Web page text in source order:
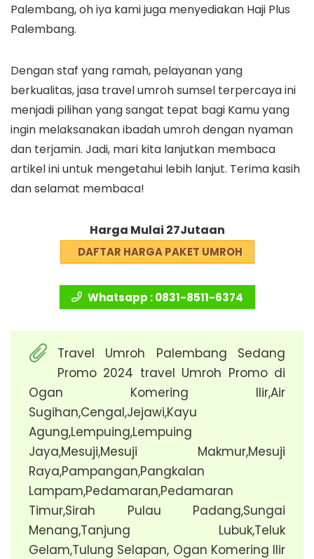
Palembang, oh iya kami juga menyediakan Haji Plus
Palembang.
Dengan staf yang ramah, pelayanan yang
berkualitas, jasa travel umroh sumsel terpercaya ini
menjadi pilihan yang sangat tepat bagi Kamu yang
ingin melaksanakan ibadah umroh dengan nyaman
dan terjamin. Jadi, mari kita lanjutkan membaca
artikel ini untuk mengetahui lebih lanjut. Terima kasih
dan selamat membaca!
Harga Mulai 27Jutaan
DAFTAR HARGA PAKET UMROH
Whatsapp : 0831-8511-6374
Travel Umroh Palembang Sedang
Promo 2024 travel Umroh Promo di
Ogan Komering Ilir,Air
Sugihan,Cengal,Jejawi,Kayu
Agung,Lempuing,Lempuing
Jaya,Mesuji,Mesuji Makmur,Mesuji
Raya,Pampangan,Pangkalan
Lampam,Pedamaran,Pedamaran
Timur,Sirah Pulau Padang,Sungai
Menang,Tanjung Lubuk,Teluk
Gelam,Tulung Selapan, Ogan Komering Ilir